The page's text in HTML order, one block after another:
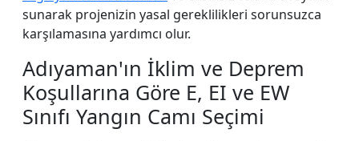
sunarak projenizin yasal gereklilikleri sorunsuzca
karşılamasına yardımcı olur.
Adıyaman'ın İklim ve Deprem
Koşullarına Göre E, EI ve EW
Sınıfı Yangın Camı Seçimi